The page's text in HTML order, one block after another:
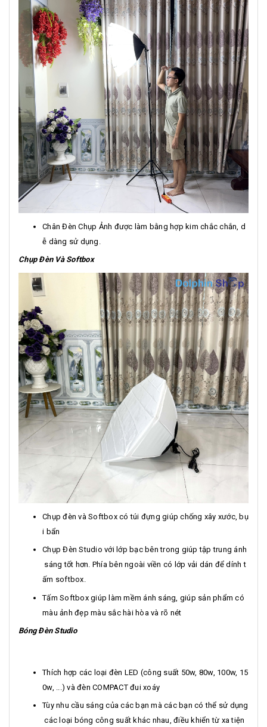
Chân Đèn Chụp Ảnh được làm bằng hợp kim chắc chắn, d
ễ dàng sử dụng.
Chụp Đèn Và Softbox
Chụp đèn và Softbox có túi đựng giúp chống xây xước, bụ
i bẩn
Chụp Đèn Studio với lớp bạc bên trong giúp tập trung ánh
sáng tốt hơn. Phía bên ngoài viền có lớp vải dán để dính t
ấm softbox.
Tấm Softbox giúp làm mềm ánh sáng, giúp sản phẩm có
màu ảnh đẹp màu sắc hài hòa và rõ nét
Bóng Đèn Studio
Thích hợp các loại đèn LED (công suất 50w, 80w, 100w, 15
0w, ...) và đèn COMPACT đui xoáy
Tùy nhu cầu sáng của các bạn mà các bạn có thể sử dụng
các loại bóng công suất khác nhau, điều khiển từ xa tiện